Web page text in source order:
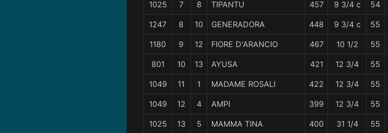
1025 7 8 TIPANTU 457 9 3/4 c 54
1247 8 10 GENERADORA 448 9 3/4 c 55
1180 9 12 FIORE D'ARANCIO 467 10 1/2 55
801 10 13 AYUSA 421 12 3/4 55
1049 11 1 MADAME ROSALI 422 12 3/4 55
1049 12 4 AMPI 399 12 3/4 55
1025 13 5 MAMMA TINA 400 31 1/4 55